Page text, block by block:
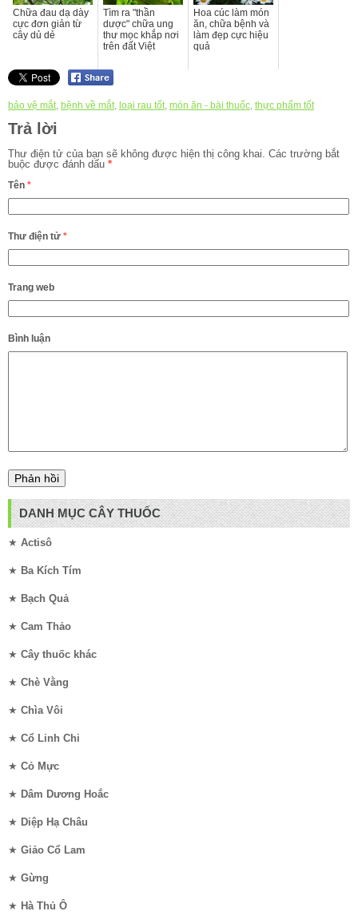
Chữa đau dạ dày
cực đơn giản từ
cây dủ dẻ
Tìm ra "thần
dược" chữa ung
thư mọc khắp nơi
trên đất Việt
Hoa cúc làm món
ăn, chữa bệnh và
làm đẹp cực hiệu
quả
bảo vệ mắt bệnh về mắt loại rau tốt món ăn - bài thuốc thực phẩm tốt
Trả lời
Thư điện tử của bạn sẽ không được hiện thị công khai. Các trường bắt
buộc được đánh dấu *
Tên *
Thư điện tử *
Trang web
Bình luận
DANH MỤC CÂY THUỐC
★ Actisô
★ Ba Kích Tím
★ Bạch Quả
★ Cam Thảo
★ Cây thuốc khác
★ Chè Vằng
★ Chìa Vôi
★ Cổ Linh Chi
★ Cỏ Mực
★ Dâm Dương Hoắc
★ Diệp Hạ Châu
★ Giảo Cổ Lam
★ Gừng
★ Hà Thủ Ô